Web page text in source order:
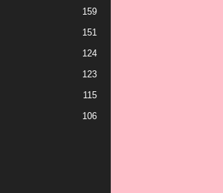
159
151
124
123
115
106